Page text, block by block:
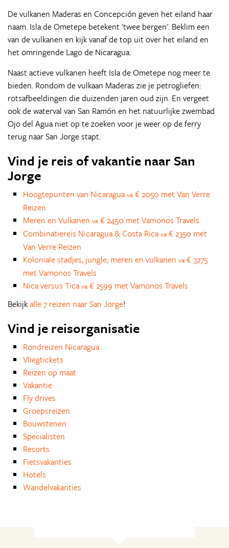
De vulkanen Maderas en Concepción geven het eiland haar
naam. Isla de Ometepe betekent 'twee bergen'. Beklim een
van de vulkanen en kijk vanaf de top uit over het eiland en
het omringende Lago de Nicaragua.
Naast actieve vulkanen heeft Isla de Ometepe nog meer te
bieden. Rondom de vulkaan Maderas zie je petrogliefen:
rotsafbeeldingen die duizenden jaren oud zijn. En vergeet
ook de waterval van San Ramón en het natuurlijke zwembad
Ojo del Agua niet op te zoeken voor je weer op de ferry
terug naar San Jorge stapt.
Vind je reis of vakantie naar San
Jorge
Hoogtepunten van Nicaragua va € 2050 met Van Verre
Reizen
Meren en Vulkanen va € 2450 met Vamonos Travels
Combinatiereis Nicaragua & Costa Rica va € 2350 met
Van Verre Reizen
Koloniale stadjes, jungle, meren en vulkanen va € 3275
met Vamonos Travels
Nica versus Tica va € 2599 met Vamonos Travels
Bekijkalle 7 reizen naar San Jorge!
Vind je reisorganisatie
Rondreizen Nicaragua
Vliegtickets
Reizen op maat
Vakantie
Fly drives
Groepsreizen
Bouwstenen
Specialisten
Resorts
Fietsvakanties
Hotels
Wandelvakanties